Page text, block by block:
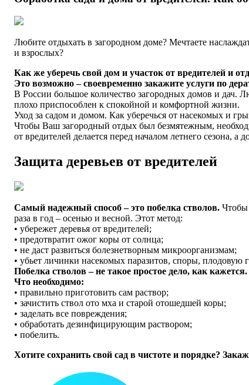
Любите отдыхать в загородном доме? Мечтаете
и взрослых?
Как же уберечь свой дом и участок от вредителей и
Это возможно – своевременно закажите услуги по
В России большое количество загородных домов и дач.
плохо приспособлен к спокойной и комфортной жизни.
Уход за садом и домом. Как уберечься от насекомых и
Чтобы Ваш загородный отдых был безмятежным,
от вредителей делается перед началом летнего сезона,
Защита деревьев от вредителей
Самый надежный способ – это побелка стволов. Чтобы
раза в год – осенью и весной. Этот метод:
• убережет деревья от вредителей;
• предотвратит ожог коры от солнца;
• не даст развиться болезнетворным микроорганизмам;
• убьет личинки насекомых паразитов, споры, плодовую
Побелка стволов – не такое простое дело, как кажется.
Что необходимо:
• правильно приготовить сам раствор;
• зачистить ствол ото мха и старой отошедшей коры;
• заделать все повреждения;
• обработать дезинфицирующим раствором;
• побелить.
Хотите сохранить свой сад в чистоте и порядке?